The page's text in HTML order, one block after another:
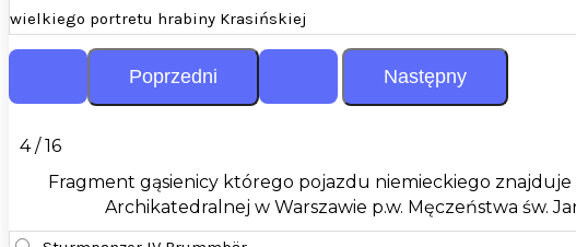
wielkiego portretu hrabiny Krasińskiej
4 / 16
Fragment gąsienicy którego pojazdu niemieckiego znajduje
Archikatedralnej w Warszawie p.w. Męczeństwa św.